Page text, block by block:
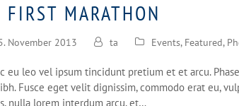
FIRST MARATHON
November 2013 ta Events, Featured,
eu leo vel ipsum tincidunt pretium et et arcu.
Fusce eget velit dignissim, commodo erat eu,
nulla lorem interdum arcu, et…